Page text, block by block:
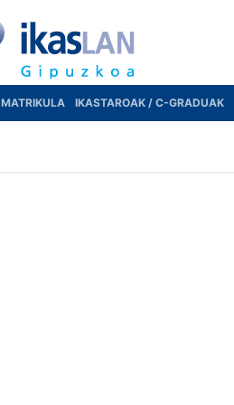
MATRIKULA IKASTAROAK / C-GRADUAK